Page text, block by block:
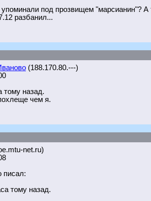
упоминали под прозвищем "марсианин"?
разбанил...
(188.170.80.---)
тому назад.
чем я.
net.ru)
писал:
тому назад.